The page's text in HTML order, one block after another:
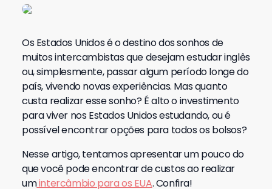
Os Estados Unidos é o destino dos sonhos de
muitos intercambistas que desejam estudar inglês
ou, simplesmente, passar algum período longe do
país, vivendo novas experiências. Mas quanto
custa realizar esse sonho? É alto o investimento
para viver nos Estados Unidos estudando, ou é
possível encontrar opções para todos os bolsos?
Nesse artigo, tentamos apresentar um pouco do
que você pode encontrar de custos ao realizar
umintercâmbio para os EUA. Confira!